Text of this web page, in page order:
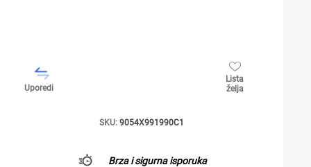
Uporedi
Lista
želja
SKU: 9054X991990C1
Brza i sigurna isporuka